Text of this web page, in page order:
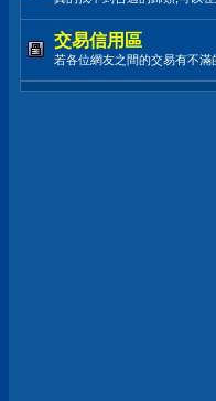
交易信用區
若各位網友之間的交易有不